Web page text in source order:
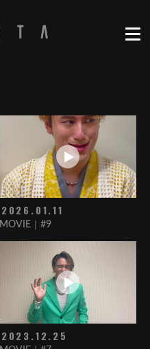
2026.01.11
MOVIE｜#9
2023.12.25